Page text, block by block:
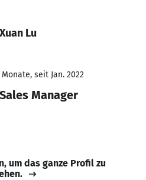
Lu
seit Jan. 2022
Manager
um das ganze Profil zu